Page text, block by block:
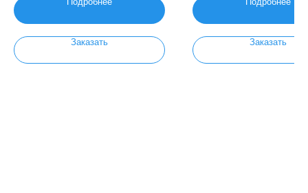
Заказать Заказать